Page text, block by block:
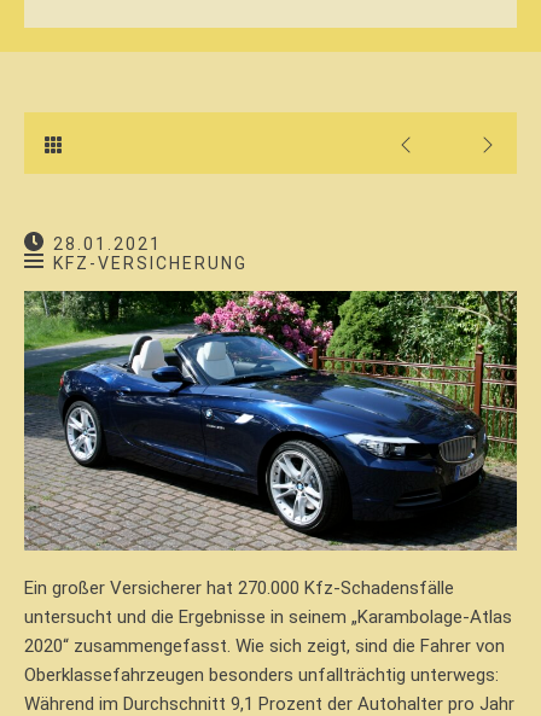
28.01.2021
KFZ-VERSICHERUNG
Ein großer Versicherer hat 270.000 Kfz-Schadensfälle
untersucht und die Ergebnisse in seinem „Karambolage-Atlas
2020“ zusammengefasst. Wie sich zeigt, sind die Fahrer von
Oberklassefahrzeugen besonders unfallträchtig unterwegs:
Während im Durchschnitt 9,1 Prozent der Autohalter pro Jahr